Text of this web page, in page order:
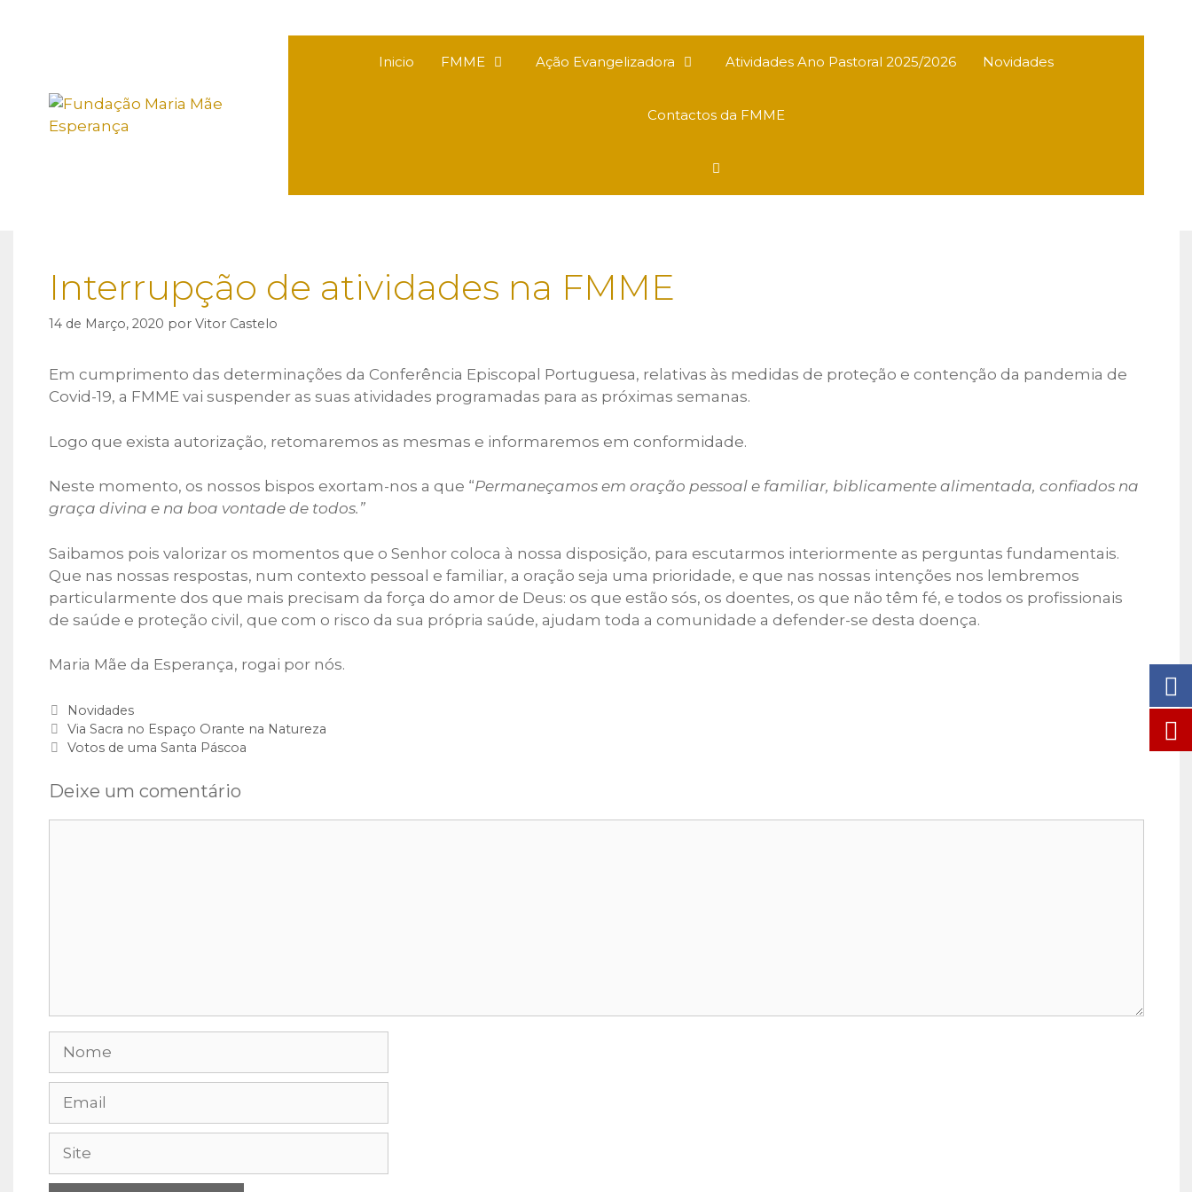
Inicio FMME Ação Evangelizadora Atividades Ano Pastoral 2025/2026 Novidades
Contactos da FMME
Interrupção de atividades na FMME
14 de Março, 2020 por Vitor Castelo
Em cumprimento das determinações da Conferência Episcopal Portuguesa, relativas às medidas de proteção e contenção da pandemia de
Covid-19, a FMME vai suspender as suas atividades programadas para as próximas semanas.
Logo que exista autorização, retomaremos as mesmas e informaremos em conformidade.
Neste momento, os nossos bispos exortam-nos a que “Permaneçamos em oração pessoal e familiar, biblicamente alimentada, confiados na
graça divina e na boa vontade de todos.”
Saibamos pois valorizar os momentos que o Senhor coloca à nossa disposição, para escutarmos interiormente as perguntas fundamentais.
Que nas nossas respostas, num contexto pessoal e familiar, a oração seja uma prioridade, e que nas nossas intenções nos lembremos
particularmente dos que mais precisam da força do amor de Deus: os que estão sós, os doentes, os que não têm fé, e todos os profissionais
de saúde e proteção civil, que com o risco da sua própria saúde, ajudam toda a comunidade a defender-se desta doença.
Maria Mãe da Esperança, rogai por nós.
Categorias
Novidades
Via Sacra no Espaço Orante na Natureza
Votos de uma Santa Páscoa
Deixe um comentário